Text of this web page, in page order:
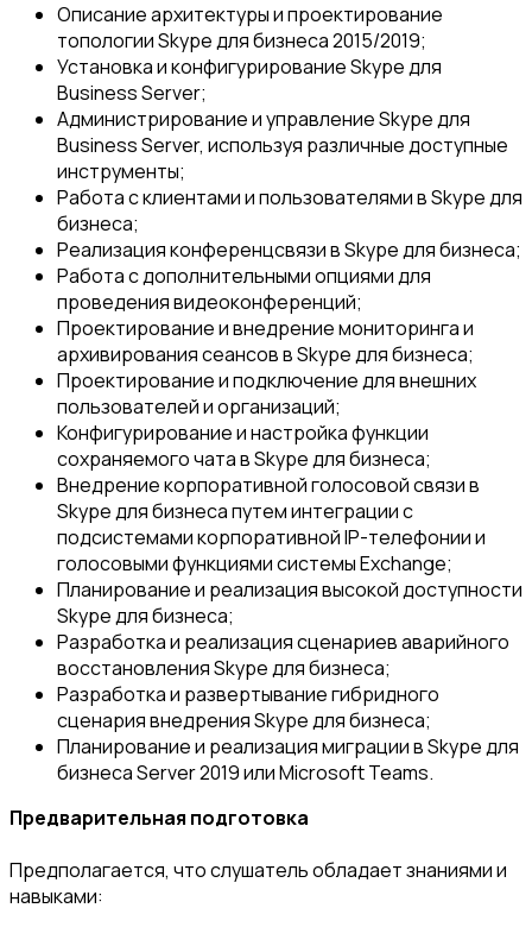
Описание архитектуры и проектирование
топологии Skype для бизнеса 2015/2019;
Установка и конфигурирование Skype для
Business Server;
Администрирование и управление Skype для
Business Server, используя различные доступные
инструменты;
Работа с клиентами и пользователями в Skype для
бизнеса;
Реализация конференцсвязи в Skype для бизнеса;
Работа с дополнительными опциями для
проведения видеоконференций;
Проектирование и внедрение мониторинга и
архивирования сеансов в Skype для бизнеса;
Проектирование и подключение для внешних
пользователей и организаций;
Конфигурирование и настройка функции
сохраняемого чата в Skype для бизнеса;
Внедрение корпоративной голосовой связи в
Skype для бизнеса путем интеграции с
подсистемами корпоративной IP-телефонии и
голосовыми функциями системы Exchange;
Планирование и реализация высокой доступности
Skype для бизнеса;
Разработка и реализация сценариев аварийного
восстановления Skype для бизнеса;
Разработка и развертывание гибридного
сценария внедрения Skype для бизнеса;
Планирование и реализация миграции в Skype для
бизнеса Server 2019 или Microsoft Teams.
Предварительная подготовка
Предполагается, что слушатель обладает знаниями и
навыками: